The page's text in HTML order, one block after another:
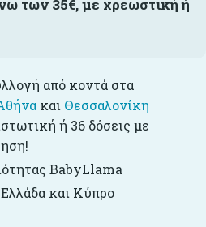
των 35€, με χρεωστική ή
από κοντά στα
και Θεσσαλονίκη
ή 36 δόσεις με
BabyLlama
και Κύπρο